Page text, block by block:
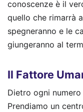
conoscenze è il
quello che rimarrà
spegneranno e le
giungeranno al
Il Fattore
Dietro ogni
Prendiamo un